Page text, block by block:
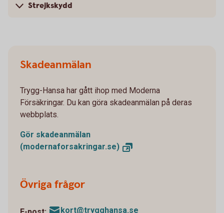
Strejkskydd
Skadeanmälan
Trygg-Hansa har gått ihop med Moderna
Försäkringar. Du kan göra skadeanmälan på deras
webbplats.
Gör skadeanmälan
(modernaforsakringar.se)
Övriga frågor
kort@trygghansa.se